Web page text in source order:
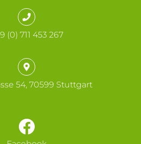
(0) 711 453 267
54, 70599 Stuttgart